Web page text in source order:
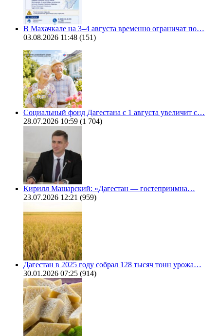
В Махачкале на 3–4 августа временно ограничат по…
03.08.2026 11:48 (151)
Социальный фонд Дагестана с 1 августа увеличит с…
28.07.2026 10:59 (1 704)
Кирилл Машарский: «Дагестан — гостеприимна…
23.07.2026 12:21 (959)
Дагестан в 2025 году собрал 128 тысяч тонн урожа…
30.01.2026 07:25 (914)